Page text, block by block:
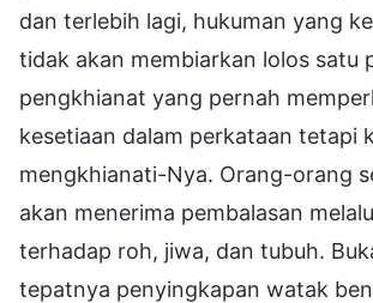
dan terlebih lagi, hukuman yang
tidak akan membiarkan lolos satu
pengkhianat yang pernah
kesetiaan dalam perkataan tetapi
mengkhianati-Nya. Orang-orang
akan menerima pembalasan
terhadap roh, jiwa, dan tubuh.
tepatnya penyingkapan watak